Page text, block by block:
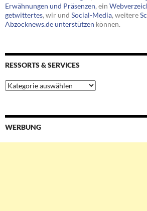
Erwähnungen und Präsenzen, ein
getwittertes, wir und Social-Media, weitere
Abzocknews.de unterstützen können.
RESSORTS & SERVICES
Ressorts
&
WERBUNG